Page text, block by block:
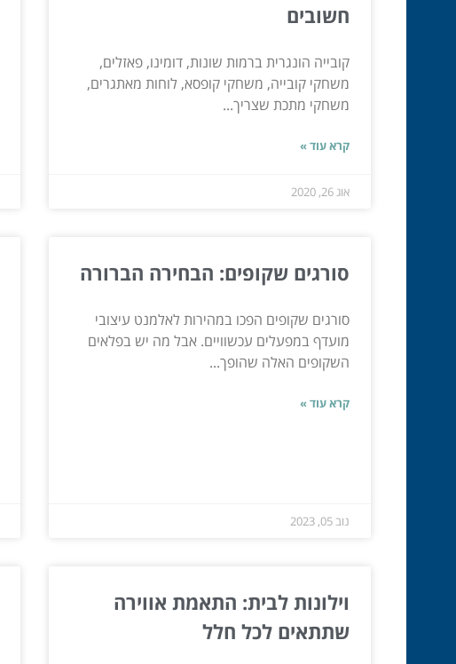
חשובים
קובייה הונגרית ברמות שונות, דומינו, פאזלים,
משחקי קובייה, משחקי קופסא, לוחות מאתגרים,
משחקי מתכת שצריך...
קרא עוד »
אוג 26, 2020
סורגים שקופים: הבחירה הברורה
סורגים שקופים הפכו במהירות לאלמנט עיצובי
מועדף במפעלים עכשוויים. אבל מה יש בפלאים
השקופים האלה שהופך...
קרא עוד »
נוב 05, 2023
וילונות לבית: התאמת אווירה
שתתאים לכל חלל